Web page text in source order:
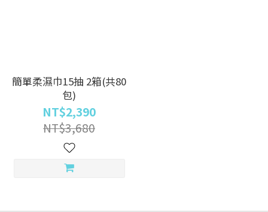
簡單柔濕巾15抽 2箱(共80
包)
NT$2,390
NT$3,680